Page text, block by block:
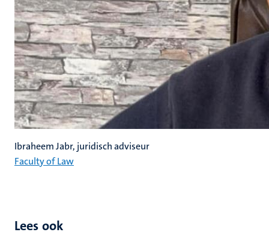
Ibraheem Jabr, juridisch adviseur
Faculty of Law
Lees ook